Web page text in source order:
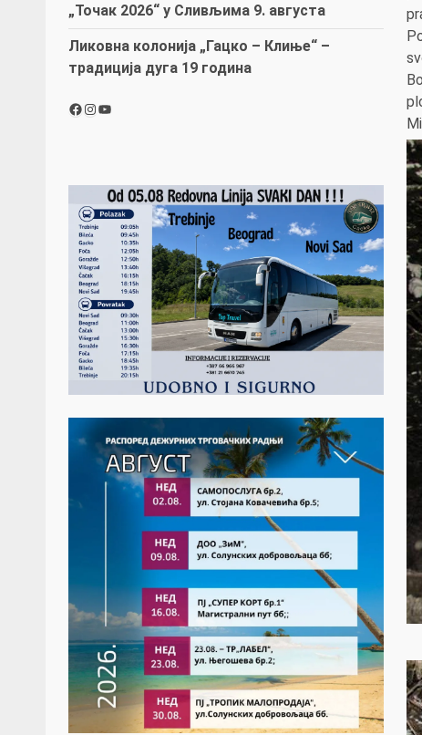
„Точак 2026“ у Сливљима 9. августа
Ликовна колонија „Гацко – Клиње“ –
традиција дуга 19 година
Facebook
Instagram
YouTube